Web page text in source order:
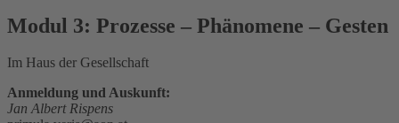
Modul 3: Prozesse – Phänomene – Gesten
Im Haus der Gesellschaft
Anmeldung und Auskunft:
Jan Albert Rispens